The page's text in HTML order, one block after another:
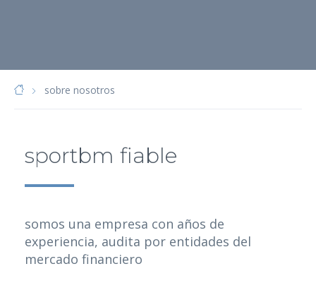
sobre nosotros
sportbm fiable
somos una empresa con años de
experiencia, audita por entidades del
mercado financiero